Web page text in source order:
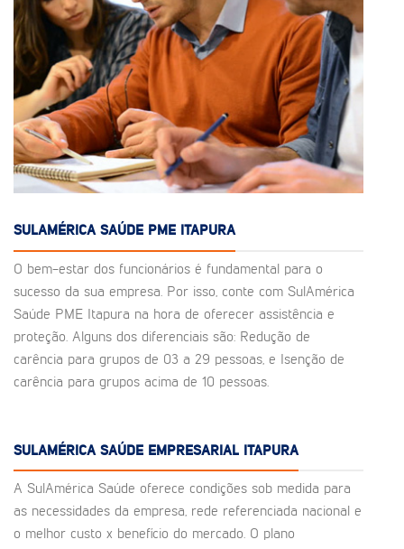
SULAMÉRICA SAÚDE PME ITAPURA
O bem-estar dos funcionários é fundamental para o
sucesso da sua empresa. Por isso, conte com SulAmérica
Saúde PME Itapura na hora de oferecer assistência e
proteção. Alguns dos diferenciais são: Redução de
carência para grupos de 03 a 29 pessoas, e Isenção de
carência para grupos acima de 10 pessoas.
SULAMÉRICA SAÚDE EMPRESARIAL ITAPURA
A SulAmérica Saúde oferece condições sob medida para
as necessidades da empresa, rede referenciada nacional e
o melhor custo x benefício do mercado. O plano